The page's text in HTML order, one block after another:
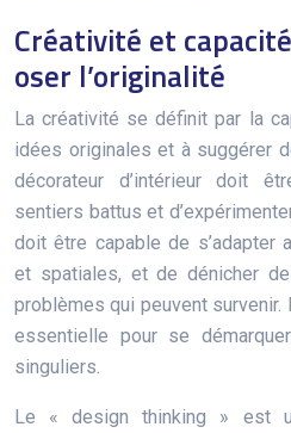
Créativité et
oser l’originalité
La créativité se définit par la
idées originales et à suggérer
décorateur d’intérieur doit
sentiers battus et
doit être capable de s’adapter
et spatiales, et de dénicher
problèmes qui peuvent survenir.
essentielle pour se
singuliers.
Le « design thinking » est